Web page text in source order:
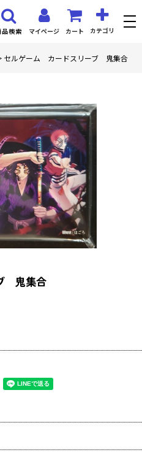
マイページ カート カテゴリ
品検索
セルゲーム カードスリーブ 鬼集合
鬼集合